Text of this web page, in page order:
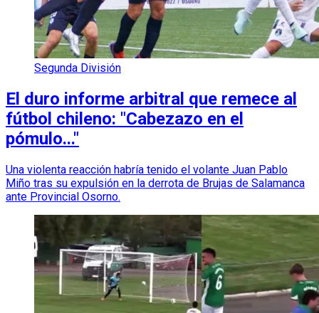
Segunda División
El duro informe arbitral que remece al
fútbol chileno: "Cabezazo en el
pómulo..."
Una violenta reacción habría tenido el volante Juan Pablo
Miño tras su expulsión en la derrota de Brujas de Salamanca
ante Provincial Osorno.